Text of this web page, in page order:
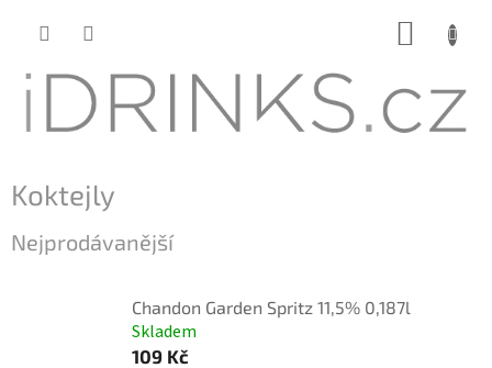
Koktejly
Nejprodávanější
Chandon Garden Spritz 11,5% 0,187l
Skladem
109 Kč